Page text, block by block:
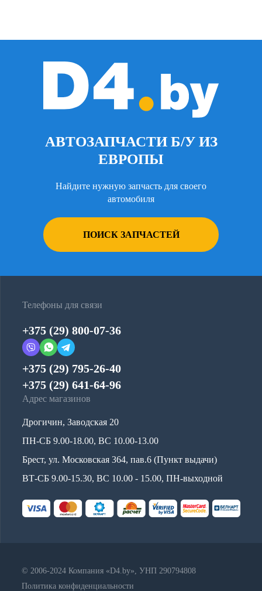
АВТОЗАПЧАСТИ Б/У ИЗ
ЕВРОПЫ
Найдите нужную запчасть для своего
автомобиля
ПОИСК ЗАПЧАСТЕЙ
Телефоны для связи
+375 (29) 800-07-36
+375 (29) 795-26-40
+375 (29) 641-64-96
Адрес магазинов
Дрогичин, Заводская 20
ПН-СБ 9.00-18.00, ВС 10.00-13.00
Брест, ул. Московская 364, пав.6 (Пункт выдачи)
ВТ-СБ 9.00-15.30, ВС 10.00 - 15.00, ПН-выходной
© 2006-2024 Компания «D4.by», УНП 290794808
Политика конфиденциальности